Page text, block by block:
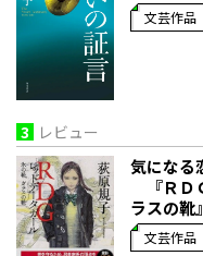
文芸作品
3 レビュー
気になる
『ＲＤ
ラスの靴』
文芸作品